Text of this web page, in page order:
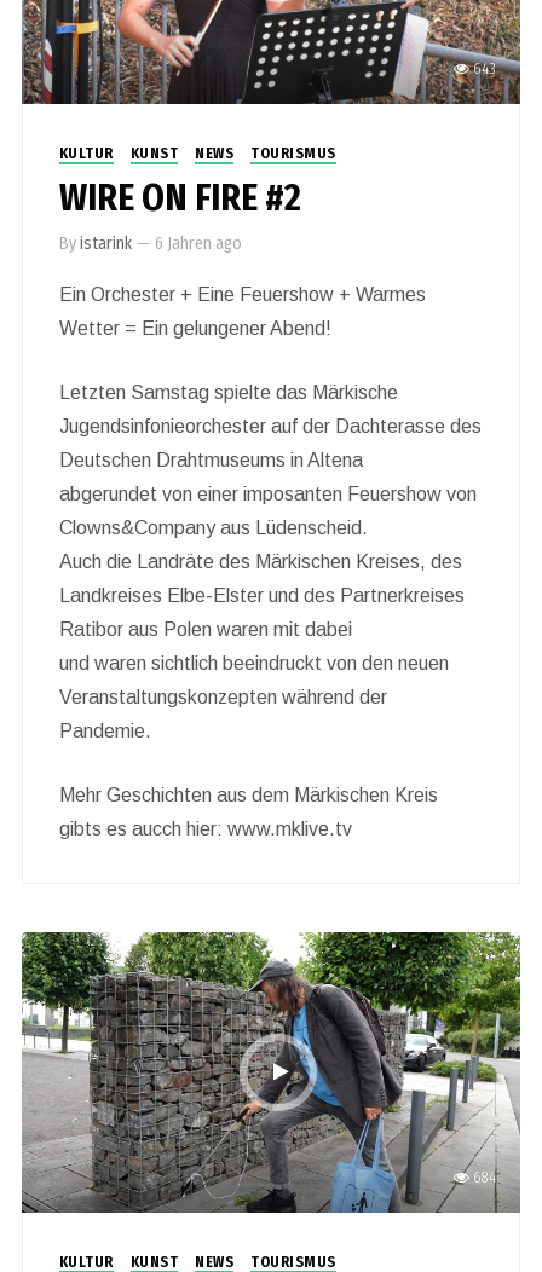
643
KULTUR KUNST NEWS TOURISMUS
WIRE ON FIRE #2
Byistarink — 6 Jahren ago
Ein Orchester + Eine Feuershow + Warmes
Wetter = Ein gelungener Abend!
Letzten Samstag spielte das Märkische
Jugendsinfonieorchester auf der Dachterasse des
Deutschen Drahtmuseums in Altena
abgerundet von einer imposanten Feuershow von
Clowns&Company aus Lüdenscheid.
Auch die Landräte des Märkischen Kreises, des
Landkreises Elbe-Elster und des Partnerkreises
Ratibor aus Polen waren mit dabei
und waren sichtlich beeindruckt von den neuen
Veranstaltungskonzepten während der
Pandemie.
Mehr Geschichten aus dem Märkischen Kreis
gibts es aucch hier: www.mklive.tv
684
KULTUR KUNST NEWS TOURISMUS